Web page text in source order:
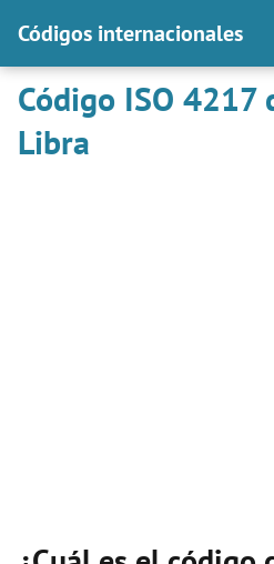
Códigos internacionales
Código ISO 4217
Libra